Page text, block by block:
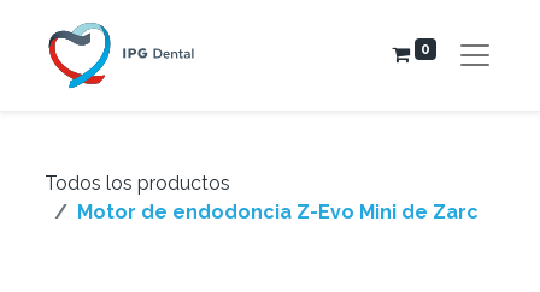
0
Todos los productos
Motor de endodoncia Z-Evo Mini de Zarc